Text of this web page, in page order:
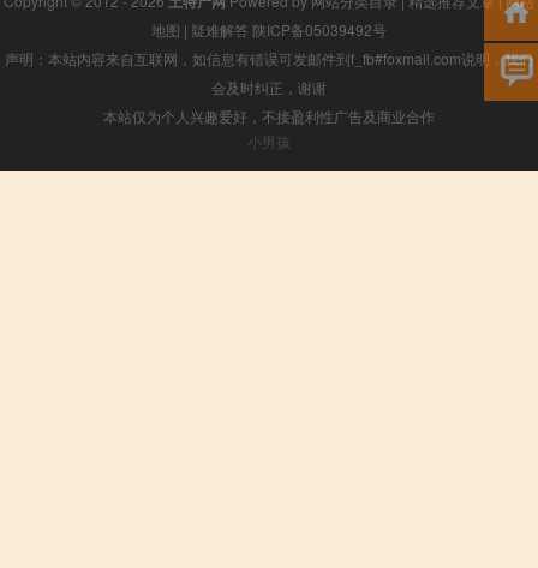
地图 | 疑难解答 陕ICP备05039492号
声明：本站内容来自互联网，如信息有错误可发邮件到f_fb#foxmail.com说明，我们
会及时纠正，谢谢
本站仅为个人兴趣爱好，不接盈利性广告及商业合作
小男孩